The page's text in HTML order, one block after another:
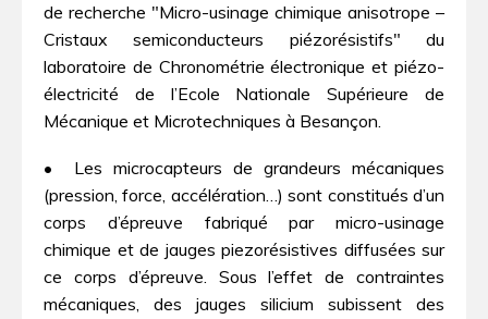
de recherche "Micro-usinage chimique anisotrope –
Cristaux semiconducteurs piézorésistifs" du
laboratoire de Chronométrie électronique et piézo-
électricité de l’Ecole Nationale Supérieure de
Mécanique et Microtechniques à Besançon.
• Les microcapteurs de grandeurs mécaniques
(pression, force, accélération…) sont constitués d’un
corps d’épreuve fabriqué par micro-usinage
chimique et de jauges piezorésistives diffusées sur
ce corps d’épreuve. Sous l’effet de contraintes
mécaniques, des jauges silicium subissent des